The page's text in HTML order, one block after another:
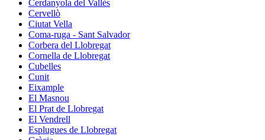
Cerdanyola del Vallès
Cervellò
Ciutat Vella
Coma-ruga - Sant Salvador
Corbera del Llobregat
Cornella de Llobregat
Cubelles
Cunit
Eixample
El Masnou
El Prat de Llobregat
El Vendrell
Esplugues de Llobregat